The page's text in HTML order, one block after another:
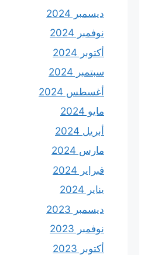
ديسمبر 2024
نوفمبر 2024
أكتوبر 2024
سبتمبر 2024
أغسطس 2024
مايو 2024
أبريل 2024
مارس 2024
فبراير 2024
يناير 2024
ديسمبر 2023
نوفمبر 2023
أكتوبر 2023